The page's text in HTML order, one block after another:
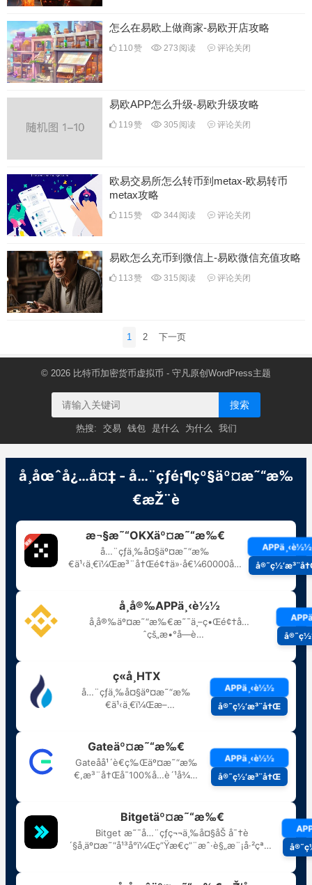
怎么在易欧上做商家-易欧开店攻略
110赞 273 阅读 评论关闭
易欧APP怎么升级-易欧升级攻略
119赞 305 阅读 评论关闭
欧易交易所怎么转币到metax-欧易转币
metax攻略
115赞 344阅读 评论关闭
易欧怎么充币到微信上-易欧微信充值攻略
113赞 315 阅读 评论关闭
1 2 下一页
© 2026 比特币加密货币虚拟币 - 守凡原创 WordPress主题
搜索
热搜: 交易 钱包 是什么 为什么 我们